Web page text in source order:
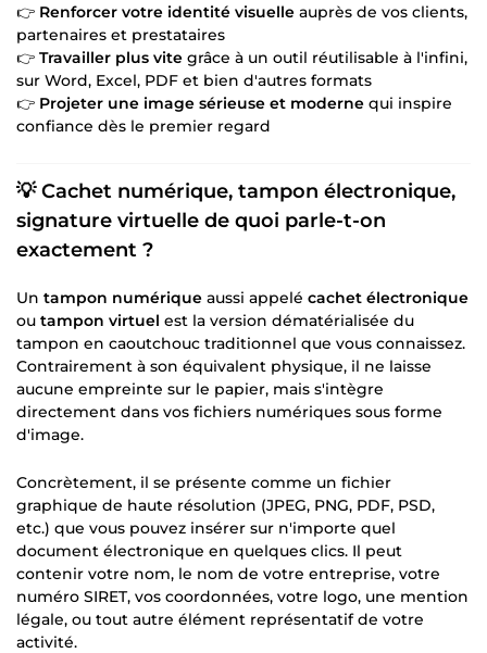
👉 Renforcer votre identité visuelle auprès de vos clients,
partenaires et prestataires
👉 Travailler plus vite grâce à un outil réutilisable à l'infini,
sur Word, Excel, PDF et bien d'autres formats
👉 Projeter une image sérieuse et moderne qui inspire
confiance dès le premier regard
💡 Cachet numérique, tampon électronique,
signature virtuelle de quoi parle-t-on
exactement ?
Un tampon numérique aussi appelé cachet électronique
ou tampon virtuel est la version dématérialisée du
tampon en caoutchouc traditionnel que vous connaissez.
Contrairement à son équivalent physique, il ne laisse
aucune empreinte sur le papier, mais s'intègre
directement dans vos fichiers numériques sous forme
d'image.
Concrètement, il se présente comme un fichier
graphique de haute résolution (JPEG, PNG, PDF, PSD,
etc.) que vous pouvez insérer sur n'importe quel
document électronique en quelques clics. Il peut
contenir votre nom, le nom de votre entreprise, votre
numéro SIRET, vos coordonnées, votre logo, une mention
légale, ou tout autre élément représentatif de votre
activité.